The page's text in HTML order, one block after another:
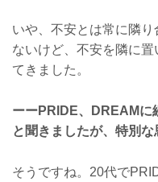
いや、不安とは常に隣
ないけど、不安を隣に
てきました。
ーーPRIDE、DREAMに
と聞きましたが、特別
そうですね。20代で